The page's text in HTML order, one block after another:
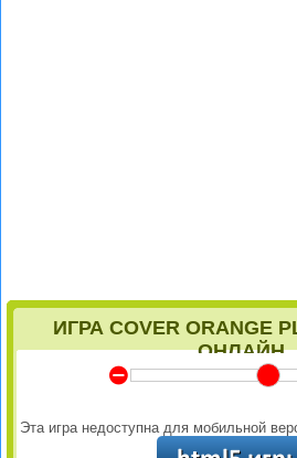
ИГРА COVER ORANGE
ОНЛАЙН
Y
Эта игра недоступна для мобильной